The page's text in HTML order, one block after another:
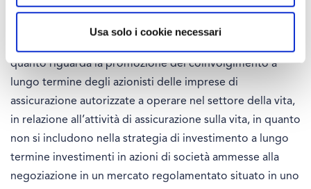
Usa solo i cookie necessari
conseguenza del recepimento della Direttiva (UE)
2017/828 del Parlamento europeo e del Consiglio del 17
quanto riguarda la promozione del coinvolgimento a
lungo termine degli azionisti delle imprese di
assicurazione autorizzate a operare nel settore della vita,
in relazione all’attività di assicurazione sulla vita, in quanto
non si includono nella strategia di investimento a lungo
termine investimenti in azioni di società ammesse alla
negoziazione in un mercato regolamentato situato in uno